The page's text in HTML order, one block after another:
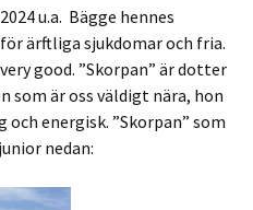
u.a. Bägge hennes
ärftliga sjukdomar och fria.
good. ”Skorpan” är dotter
som är oss väldigt nära, hon
energisk. ”Skorpan” som
nedan: